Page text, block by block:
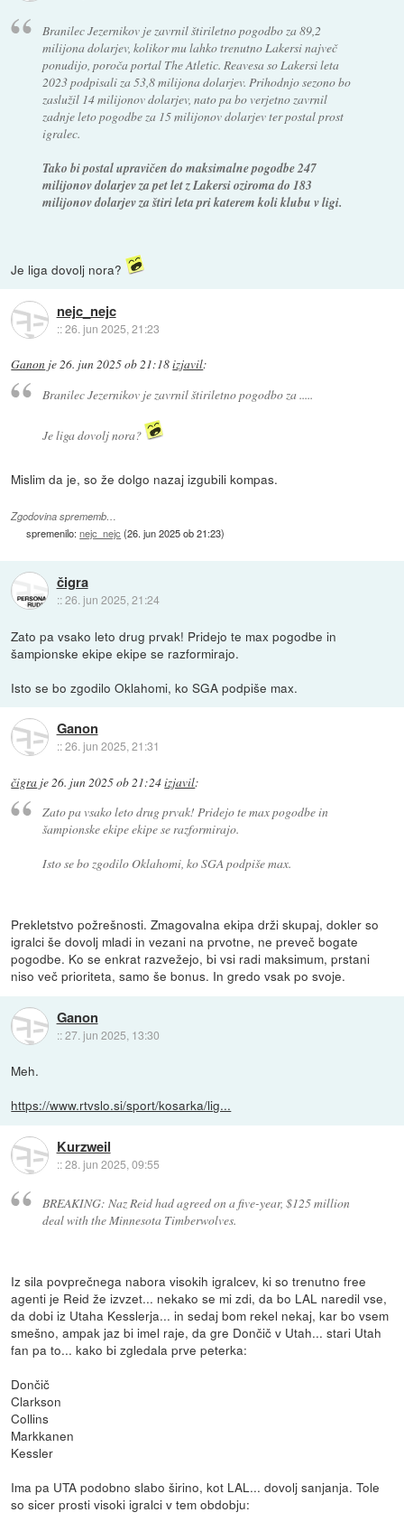
Branilec Jezernikov je zavrnil štiriletno pogodbo za 89,2
milijona dolarjev, kolikor mu lahko trenutno Lakersi največ
ponudijo, poroča portal The Atletic. Reavesa so Lakersi leta
2023 podpisali za 53,8 milijona dolarjev. Prihodnjo sezono bo
zaslužil 14 milijonov dolarjev, nato pa bo verjetno zavrnil
zadnje leto pogodbe za 15 milijonov dolarjev ter postal prost
igralec.
Tako bi postal upravičen do maksimalne pogodbe 247
milijonov dolarjev za pet let z Lakersi oziroma do 183
milijonov dolarjev za štiri leta pri katerem koli klubu v ligi.
Je liga dovolj nora?
nejc_nejc
::26. jun 2025, 21:23
Ganon je26. jun 2025 ob 21:18izjavil:
Branilec Jezernikov je zavrnil štiriletno pogodbo za .....
Je liga dovolj nora?
Mislim da je, so že dolgo nazaj izgubili kompas.
Zgodovina sprememb…
spremenilo:nejc_nejc (26. jun 2025 ob 21:23)
čigra
::26. jun 2025, 21:24
Zato pa vsako leto drug prvak! Pridejo te max pogodbe in
šampionske ekipe ekipe se razformirajo.
Isto se bo zgodilo Oklahomi, ko SGA podpiše max.
Ganon
::26. jun 2025, 21:31
čigra je26. jun 2025 ob 21:24izjavil:
Zato pa vsako leto drug prvak! Pridejo te max pogodbe in
šampionske ekipe ekipe se razformirajo.
Isto se bo zgodilo Oklahomi, ko SGA podpiše max.
Prekletstvo požrešnosti. Zmagovalna ekipa drži skupaj, dokler so
igralci še dovolj mladi in vezani na prvotne, ne preveč bogate
pogodbe. Ko se enkrat razvežejo, bi vsi radi maksimum, prstani
niso več prioriteta, samo še bonus. In gredo vsak po svoje.
Ganon
::27. jun 2025, 13:30
Meh.
https://www.rtvslo.si/sport/kosarka/lig...
Kurzweil
::28. jun 2025, 09:55
BREAKING: Naz Reid had agreed on a five-year, $125 million
deal with the Minnesota Timberwolves.
Iz sila povprečnega nabora visokih igralcev, ki so trenutno free
agenti je Reid že izvzet... nekako se mi zdi, da bo LAL naredil vse,
da dobi iz Utaha Kesslerja... in sedaj bom rekel nekaj, kar bo vsem
smešno, ampak jaz bi imel raje, da gre Dončič v Utah... stari Utah
fan pa to... kako bi zgledala prve peterka:
Dončič
Clarkson
Collins
Markkanen
Kessler
Ima pa UTA podobno slabo širino, kot LAL... dovolj sanjanja. Tole
so sicer prosti visoki igralci v tem obdobju: